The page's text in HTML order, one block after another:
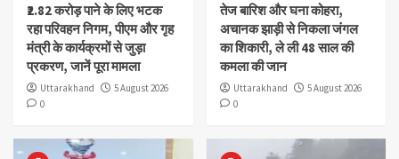
₹2.82 करोड़ पाने के लिए भटक
रहा परिवहन निगम, पीएम और गृह
मंत्री के कार्यक्रमों से जुड़ा
प्रकरण, जानें पूरा मामला
Uttarakhand
5 August 2026
0
तेज बारिश और घना कोहरा,
अचानक झाड़ी से निकला जंगल
का शिकारी, ले ली 48 साल की
कमला की जान
Uttarakhand
5 August 2026
0